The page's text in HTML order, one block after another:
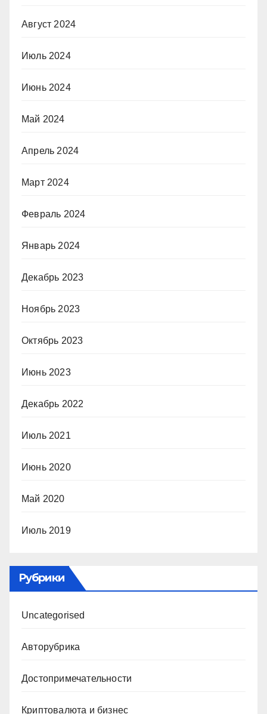
Август 2024
Июль 2024
Июнь 2024
Май 2024
Апрель 2024
Март 2024
Февраль 2024
Январь 2024
Декабрь 2023
Ноябрь 2023
Октябрь 2023
Июнь 2023
Декабрь 2022
Июль 2021
Июнь 2020
Май 2020
Июль 2019
Рубрики
Uncategorised
Авторубрика
Достопримечательности
Криптовалюта и бизнес